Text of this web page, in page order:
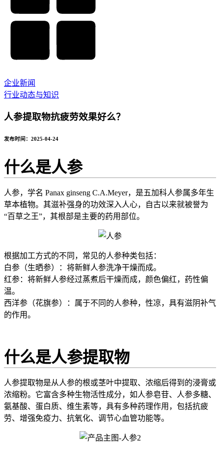
企业新闻
行业动态与知识
人参提取物抗疲劳效果好么？
发布时间：2025-04-24
什么是人参
人参，学名 Panax ginseng C.A.Meyer，是五加科人参属多年生
草本植物。其滋补强身的功效深入人心，自古以来就被誉为
“百草之王”，其根部是主要的药用部位。
根据加工方式的不同，常见的人参种类包括：
白参（生晒参）：将新鲜人参洗净干燥而成。
红参：将新鲜人参经过蒸煮后干燥而成，颜色偏红，药性偏
温。
西洋参（花旗参）：属于不同的人参种，性凉，具有滋阴补气
的作用。
什么是人参提取物
人参提取物是从人参的根或茎叶中提取、浓缩后得到的浸膏或
浓缩粉。它富含多种生物活性成分，如人参皂苷、人参多糖、
氨基酸、蛋白质、维生素等，具有多种药理作用，包括抗疲
劳、增强免疫力、抗氧化、调节心血管功能等。